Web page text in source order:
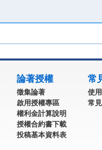
論著授權
徵集論著
啟用授權專區
權利金計算說明
授權合約書下載
投稿基本資料表
常
使
常